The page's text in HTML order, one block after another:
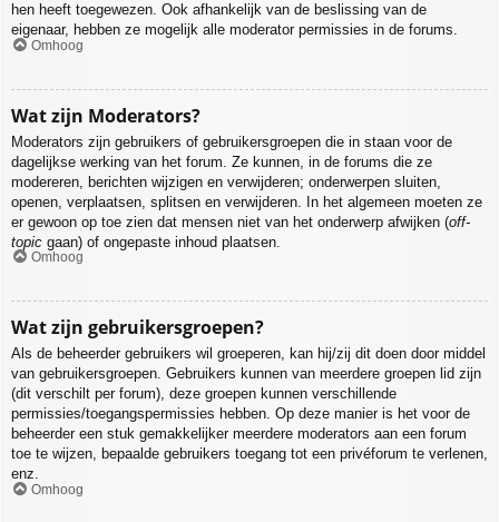
hen heeft toegewezen. Ook afhankelijk van de beslissing van de
eigenaar, hebben ze mogelijk alle moderator permissies in de forums.
Omhoog
Wat zijn Moderators?
Moderators zijn gebruikers of gebruikersgroepen die in staan voor de
dagelijkse werking van het forum. Ze kunnen, in de forums die ze
modereren, berichten wijzigen en verwijderen; onderwerpen sluiten,
openen, verplaatsen, splitsen en verwijderen. In het algemeen moeten ze
er gewoon op toe zien dat mensen niet van het onderwerp afwijken (off-
topic gaan) of ongepaste inhoud plaatsen.
Omhoog
Wat zijn gebruikersgroepen?
Als de beheerder gebruikers wil groeperen, kan hij/zij dit doen door middel
van gebruikersgroepen. Gebruikers kunnen van meerdere groepen lid zijn
(dit verschilt per forum), deze groepen kunnen verschillende
permissies/toegangspermissies hebben. Op deze manier is het voor de
beheerder een stuk gemakkelijker meerdere moderators aan een forum
toe te wijzen, bepaalde gebruikers toegang tot een privéforum te verlenen,
enz.
Omhoog